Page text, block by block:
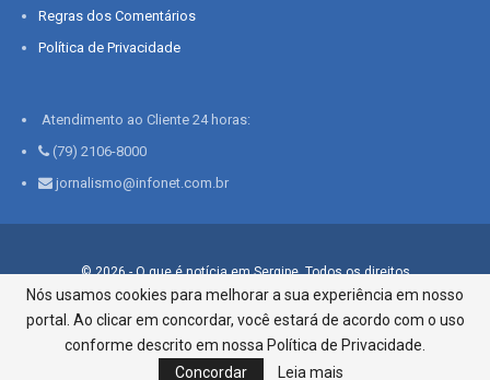
Regras dos Comentários
Política de Privacidade
Atendimento ao Cliente 24 horas:
(79) 2106-8000
jornalismo@infonet.com.br
© 2026 - O que é notícia em Sergipe. Todos os direitos
reservados.
Infonet - Rua Monsenhor Silveira 276, Bairro São José |
Aracaju-SE, CEP 49015-030, Fone: 79.2106.8000 - CI Centro de
Informações LTDA
Nós usamos cookies para melhorar a sua experiência em nosso
portal. Ao clicar em concordar, você estará de acordo com o uso
conforme descrito em nossa Política de Privacidade.
Concordar
Leia mais